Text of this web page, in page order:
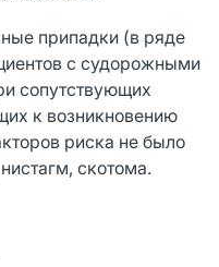
припадки (в ряде
с судорожными
сопутствующих
к возникновению
риска не было
скотома.